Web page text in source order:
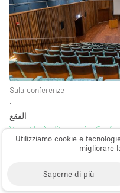
Utilizziamo cookie e
migliorare
Saperne di più
Sala conferenze
∙
الفقع
Versatile Auditorium for
Productions